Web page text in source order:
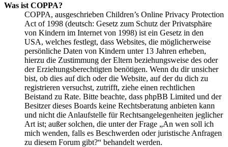
Was ist COPPA?
COPPA, ausgeschrieben Children’s Online Privacy Protection
Act of 1998 (deutsch: Gesetz zum Schutz der Privatsphäre
von Kindern im Internet von 1998) ist ein Gesetz in den
USA, welches festlegt, dass Websites, die möglicherweise
persönliche Daten von Kindern unter 13 Jahren erheben,
hierzu die Zustimmung der Eltern beziehungsweise des oder
der Erziehungsberechtigten benötigen. Wenn du dir unsicher
bist, ob dies auf dich oder die Website, auf der du dich zu
registrieren versuchst, zutrifft, ziehe einen rechtlichen
Beistand zu Rate. Bitte beachte, dass phpBB Limited und der
Besitzer dieses Boards keine Rechtsberatung anbieten kann
und nicht die Anlaufstelle für Rechtsangelegenheiten jeglicher
Art ist; außer solchen, die unter der Frage „An wen soll ich
mich wenden, falls es Beschwerden oder juristische Anfragen
zu diesem Forum gibt?“ behandelt werden.